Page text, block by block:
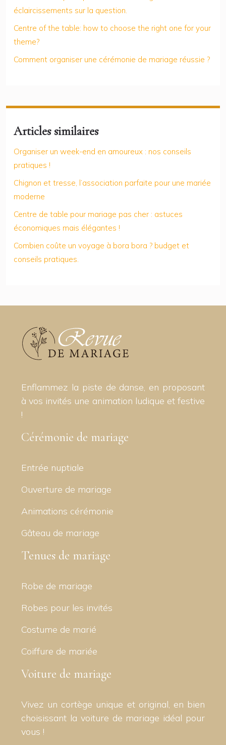
éclaircissements sur la question.
Centre of the table: how to choose the right one for your
theme?
Comment organiser une cérémonie de mariage réussie ?
Articles similaires
Organiser un week-end en amoureux : nos conseils
pratiques !
Chignon et tresse, l’association parfaite pour une mariée
moderne
Centre de table pour mariage pas cher : astuces
économiques mais élégantes !
Combien coûte un voyage à bora bora ? budget et
conseils pratiques.
Enflammez la piste de danse, en proposant
à vos invités une animation ludique et festive
!
Cérémonie de mariage
Entrée nuptiale
Ouverture de mariage
Animations cérémonie
Gâteau de mariage
Tenues de mariage
Robe de mariage
Robes pour les invités
Costume de marié
Coiffure de mariée
Voiture de mariage
Vivez un cortège unique et original, en bien
choisissant la voiture de mariage idéal pour
vous !